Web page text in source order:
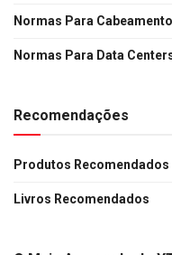
Normas Para
Normas Para Data
Recomendações
Produtos Recomendados
Livros Recomendados